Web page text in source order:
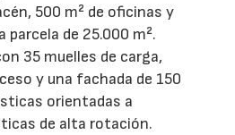
500 m² de oficinas y
parcela de 25.000 m².
35 muelles de carga,
y una fachada de 150
orientadas a
de alta rotación.